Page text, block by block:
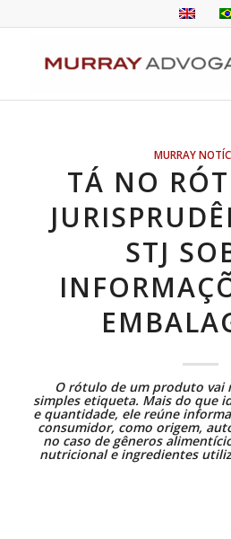
MURRAY
TÁ NO
STJ
O rótulo de um produto vai
simples etiqueta. Mais do que
e quantidade, ele reúne
consumidor, como origem,
no caso de gêneros
nutricional e ingredientes